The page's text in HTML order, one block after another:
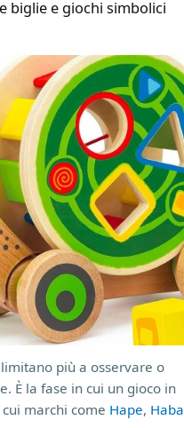
biglie e giochi simbolici
più a osservare o
È la fase in cui un gioco in
marchi come Hape, Haba